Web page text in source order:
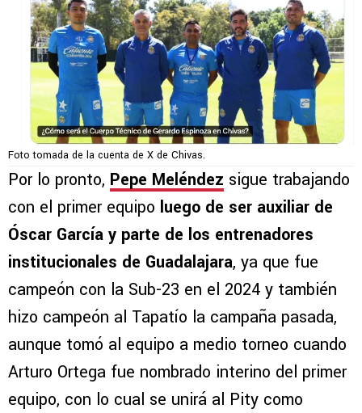
Foto tomada de la cuenta de X de Chivas.
Por lo pronto, Pepe Meléndez sigue trabajando
con el primer equipo luego de ser auxiliar de
Óscar García y parte de los entrenadores
institucionales de Guadalajara, ya que fue
campeón con la Sub-23 en el 2024 y también
hizo campeón al Tapatío la campaña pasada,
aunque tomó al equipo a medio torneo cuando
Arturo Ortega fue nombrado interino del primer
equipo, con lo cual se unirá al Pity como